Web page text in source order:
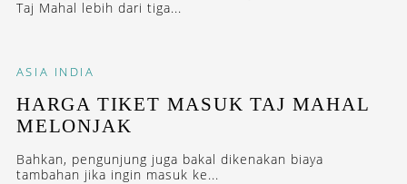
Taj Mahal lebih dari tiga...
ASIA INDIA
HARGA TIKET MASUK TAJ MAHAL
MELONJAK
Bahkan, pengunjung juga bakal dikenakan biaya
tambahan jika ingin masuk ke...